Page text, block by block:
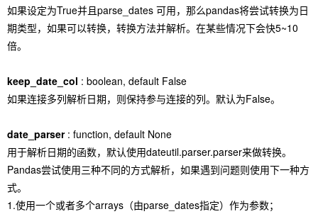
如果设定为True并且parse_dates 可用，那么pandas将尝试转换为日
期类型，如果可以转换，转换方法并解析。在某些情况下会快5~10
倍。
keep_date_col : boolean, default False
如果连接多列解析日期，则保持参与连接的列。默认为False。
date_parser: function, default None
用于解析日期的函数，默认使用dateutil.parser.parser来做转换。
Pandas尝试使用三种不同的方式解析，如果遇到问题则使用下一种方
式。
1.使用一个或者多个arrays（由parse_dates指定）作为参数；